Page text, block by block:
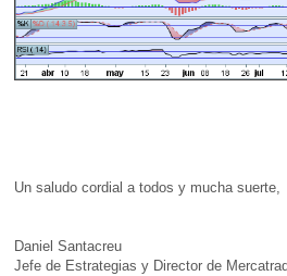
Un saludo cordial a todos y mucha suerte,
Daniel Santacreu
Jefe de Estrategias y Director de